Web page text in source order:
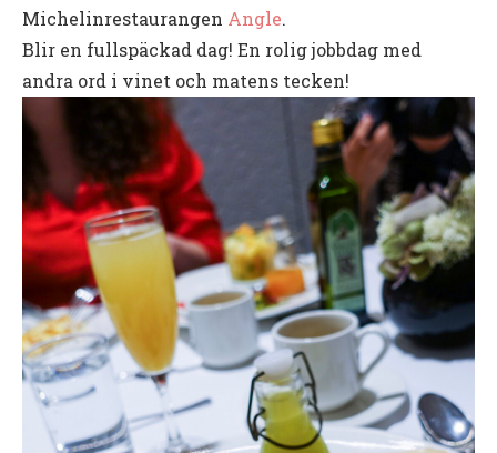
Michelinrestaurangen Angle.
Blir en fullspäckad dag! En rolig jobbdag med
andra ord i vinet och matens tecken!